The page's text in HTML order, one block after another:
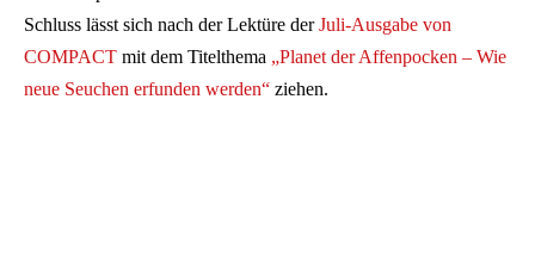
Schluss lässt sich nach der Lektüre derJuli-Ausgabe von
COMPACT mit dem Titelthema „Planet der Affenpocken – Wie
neue Seuchen erfunden werden“ ziehen.